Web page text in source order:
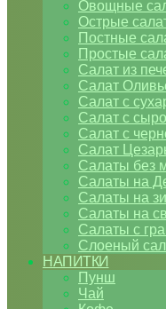
Овощные
Острые
Постные
Простые
Салат из
Салат
Салат с
Салат с
Салат с
Салат
Салаты без
Салаты на
Салаты на
Салаты на
Салаты с
Слоеный
НАПИТКИ
Пунш
Чай